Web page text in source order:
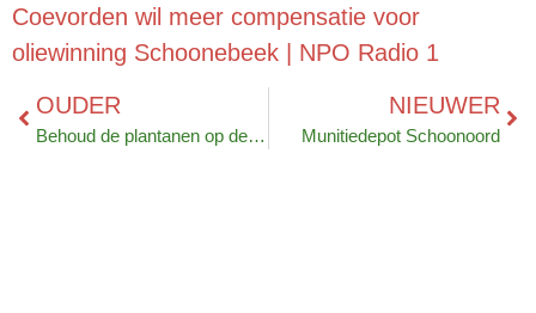
Coevorden wil meer compensatie voor
oliewinning Schoonebeek | NPO Radio 1
OUDER
Behoud de plantanen op de markt
NIEUWER
Munitiedepot Schoonoord